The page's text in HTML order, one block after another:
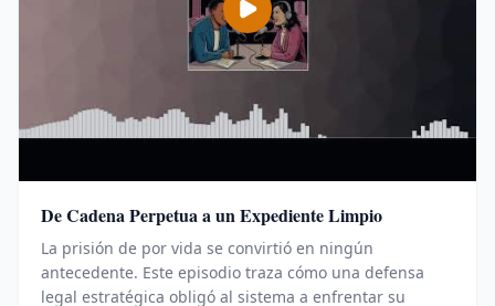
De Cadena Perpetua a un Expediente Limpio
La prisión de por vida se convirtió en ningún
antecedente. Este episodio traza cómo una defensa
legal estratégica obligó al sistema a enfrentar su